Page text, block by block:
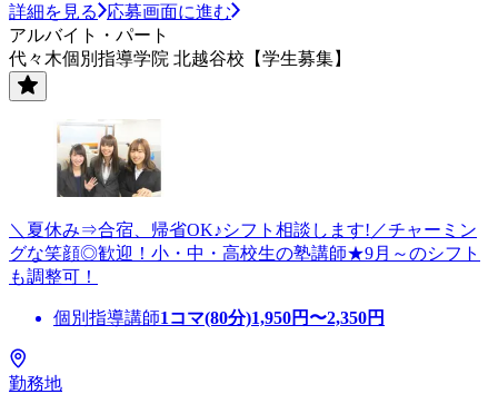
詳細を見る
応募画面に進む
アルバイト・パート
代々木個別指導学院 北越谷校【学生募集】
＼夏休み⇒合宿、帰省OK♪シフト相談します!／チャーミン
グな笑顔◎歓迎！小・中・高校生の塾講師★9月～のシフト
も調整可！
個別指導講師1コマ(80分)1,950円〜2,350円
勤務地